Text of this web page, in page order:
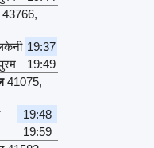
43766,
19:37
19:49
41075,
19:48
19:59